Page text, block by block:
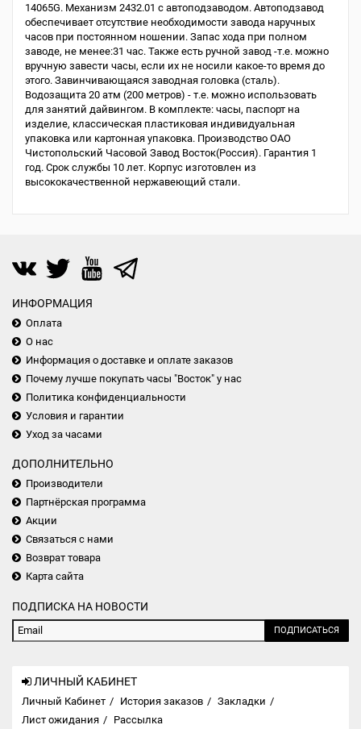
14065G. Механизм 2432.01 с автоподзаводом. Автоподзавод
обеспечивает отсутствие необходимости завода наручных
часов при постоянном ношении. Запас хода при полном
заводе, не менее:31 час. Также есть ручной завод -т.е. можно
вручную завести часы, если их не носили какое-то время до
этого. Завинчивающаяся заводная головка (сталь).
Водозащита 20 атм (200 метров) - т.е. можно использовать
для занятий дайвингом. В комплекте: часы, паспорт на
изделие, классическая пластиковая индивидуальная
упаковка или картонная упаковка. Производство ОАО
Чистопольский Часовой Завод Восток(Россия). Гарантия 1
год. Срок службы 10 лет. Корпус изготовлен из
высококачественной нержавеющий стали.
ИНФОРМАЦИЯ
Оплата
О нас
Информация о доставке и оплате заказов
Почему лучше покупать часы "Восток" у нас
Политика конфиденциальности
Условия и гарантии
Уход за часами
ДОПОЛНИТЕЛЬНО
Производители
Партнёрская программа
Акции
Связаться с нами
Возврат товара
Карта сайта
ПОДПИСКА НА НОВОСТИ
ПОДПИСАТЬСЯ
ЛИЧНЫЙ КАБИНЕТ
Личный Кабинет История заказов
Закладки
Лист ожидания
Рассылка